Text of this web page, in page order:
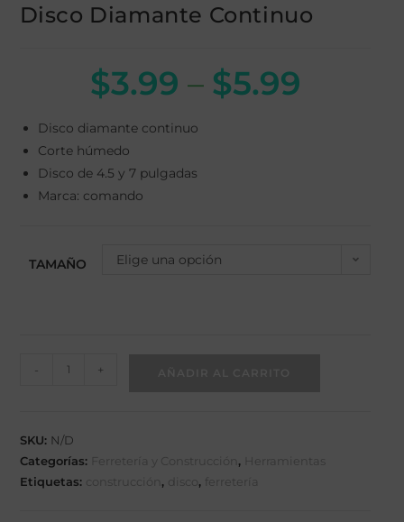
Disco Diamante Continuo
$3.99 – $5.99
Disco diamante continuo
Corte húmedo
Disco de 4.5 y 7 pulgadas
Marca: comando
TAMAÑO Elige una opción
- +
SKU: N/D
Categorías:
Ferretería y Construcción , Herramientas
Etiquetas:
construcción , disco , ferretería